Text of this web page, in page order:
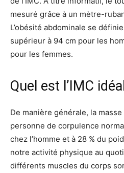
mesuré grâce à un mètre-
L’obésité abdominale se
supérieur à 94 cm pour les
pour les femmes.
Quel est l’IMC
De manière générale, la masse
personne de corpulence
chez l’homme et à 28 % du
notre activité physique au
différents muscles du corps